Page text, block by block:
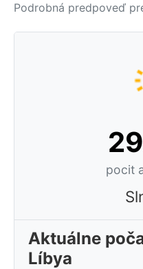
Podrobná predpoveď
pocit
Aktuálne
Líbya